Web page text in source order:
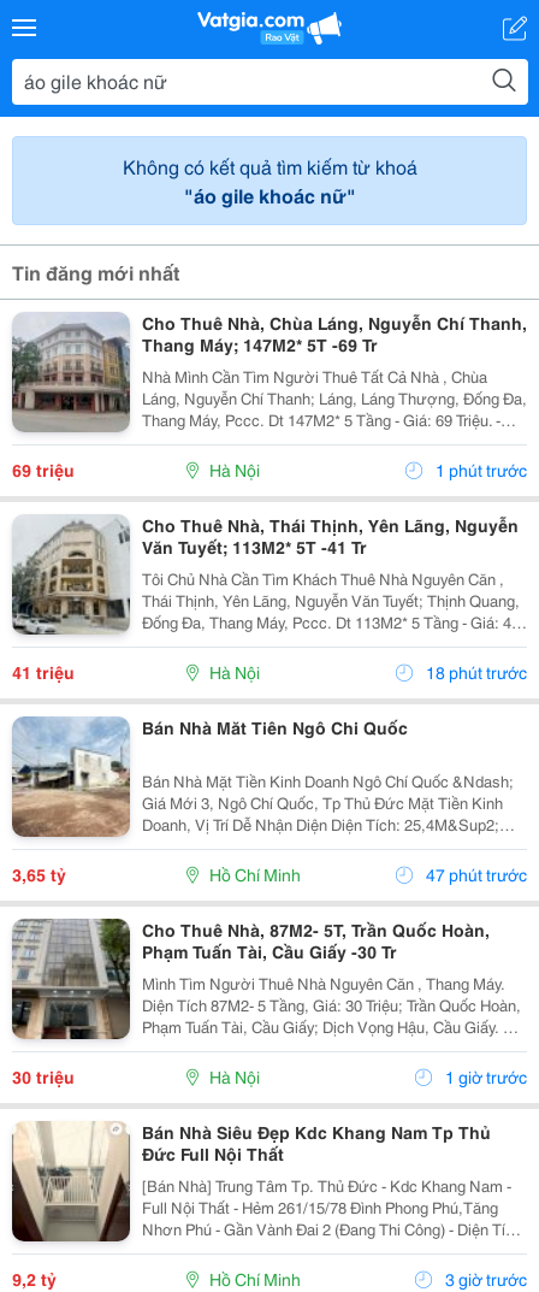
Không có kết quả tìm kiếm từ khoá
"áo gile khoác nữ"
Tin đăng mới nhất
Cho Thuê Nhà, Chùa Láng, Nguyễn Chí Thanh,
Thang Máy; 147M2* 5T -69 Tr
Nhà Mình Cần Tìm Người Thuê Tất Cả Nhà , Chùa
Láng, Nguyễn Chí Thanh; Láng, Láng Thượng, Đống Đa,
Thang Máy, Pccc. Dt 147M2* 5 Tầng - Giá: 69 Triệu. -
Liên Hệ Trực Tiếp Chính Chủ: 0946004782 - Vỉa Hè Lớn,
Mặt Tiền Rộng, Thoáng. - Vị Trí Ngay Gần Ngã...
69 triệu Hà Nội 1 phút trước
Cho Thuê Nhà, Thái Thịnh, Yên Lãng, Nguyễn
Văn Tuyết; 113M2* 5T -41 Tr
Tôi Chủ Nhà Cần Tìm Khách Thuê Nhà Nguyên Căn ,
Thái Thịnh, Yên Lãng, Nguyễn Văn Tuyết; Thịnh Quang,
Đống Đa, Thang Máy, Pccc. Dt 113M2* 5 Tầng - Giá: 41
Triệu. - Liên Hệ Trực Tiếp Chính Chủ: 0946814103 - Vỉa
Hè Lớn, Mặt Tiền Rộng, Thoáng. - Vị Trí...
41 triệu Hà Nội 18 phút trước
Bán Nhà Măt Tiên Ngô Chi Quốc
Bán Nhà Mặt Tiền Kinh Doanh Ngô Chí Quốc &Ndash;
Giá Mới 3, Ngô Chí Quốc, Tp Thủ Đức Mặt Tiền Kinh
Doanh, Vị Trí Dễ Nhận Diện Diện Tích: 25,4M&Sup2;
Giá: 3,65 Tỷ * Sau Chợ Đầu Mối Thủ Đức * Gần Khu
Chế Xuất Linh Trung * Khu Dân Cư Đông Đúc,...
3,65 tỷ Hồ Chí Minh 47 phút trước
Cho Thuê Nhà, 87M2- 5T, Trần Quốc Hoàn,
Phạm Tuấn Tài, Cầu Giấy -30 Tr
Mình Tìm Người Thuê Nhà Nguyên Căn , Thang Máy.
Diện Tích 87M2- 5 Tầng, Giá: 30 Triệu; Trần Quốc Hoàn,
Phạm Tuấn Tài, Cầu Giấy; Dịch Vọng Hậu, Cầu Giấy. +
Liên Hệ Trực Tiếp Chủ Nhà: 0988289962 + Vỉa Hè Lớn,
Mặt Tiền Rộng,Thoáng. + Vị Trí Gần Ngay...
30 triệu Hà Nội 1 giờ trước
Bán Nhà Siêu Đẹp Kdc Khang Nam Tp Thủ
Đức Full Nội Thất
[Bán Nhà] Trung Tâm Tp. Thủ Đức - Kdc Khang Nam -
Full Nội Thất - Hẻm 261/15/78 Đình Phong Phú,Tăng
Nhơn Phú - Gần Vành Đai 2 (Đang Thi Công) - Diện Tích
Lý Tưởng: 5.6M X 14.2M (Tổng Diện Tích Công Nhận:
80M2). - Kết Cấu Kiên Cố: 1 Trệt, 2 Lầu,...
9,2 tỷ Hồ Chí Minh 3 giờ trước